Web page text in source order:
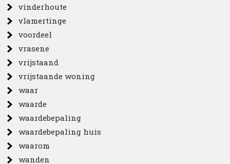
vinderhoute
vlamertinge
voordeel
vrasene
vrijstaand
vrijstaande woning
waar
waarde
waardebepaling
waardebepaling huis
waarom
wanden